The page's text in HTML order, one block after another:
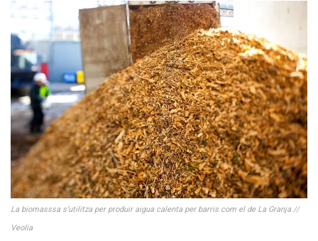
La biomasssa s’utilitza per produir aigua calenta per barris com el de La Granja //
Veolia